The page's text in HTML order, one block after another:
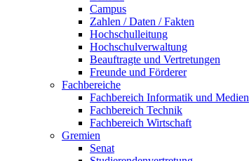
Campus
Zahlen / Daten / Fakten
Hochschulleitung
Hochschulverwaltung
Beauftragte und Vertretungen
Freunde und Förderer
Fachbereiche
Fachbereich Informatik und Medien
Fachbereich Technik
Fachbereich Wirtschaft
Gremien
Senat